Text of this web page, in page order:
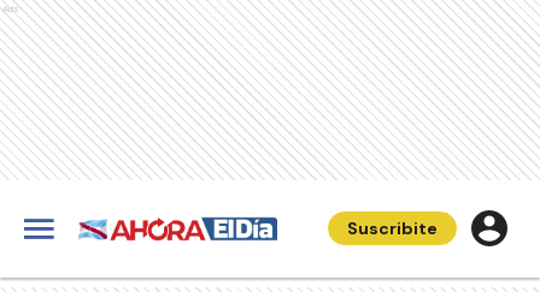
Ads
Suscribite